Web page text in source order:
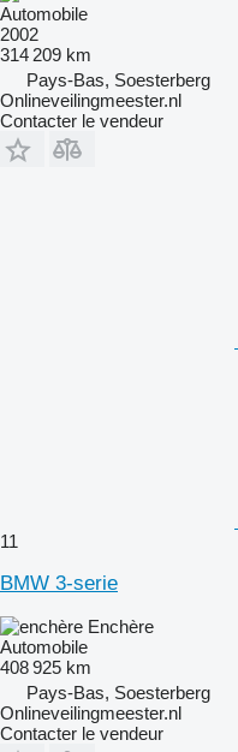
Automobile
2002
314 209 km
Pays-Bas, Soesterberg
Onlineveilingmeester.nl
Contacter le vendeur
11
BMW 3-serie
Enchère
Automobile
408 925 km
Pays-Bas, Soesterberg
Onlineveilingmeester.nl
Contacter le vendeur